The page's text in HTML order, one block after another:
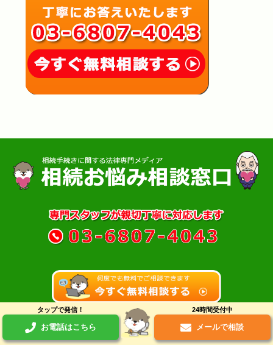
TOP
タップで発信！
お電話はこちら
24時間受付中
メールで相談